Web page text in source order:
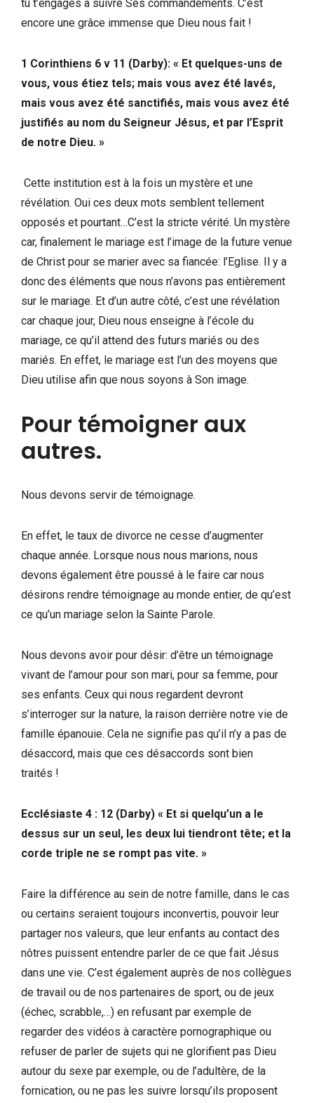
tu t’engages à suivre Ses commandements. C’est
encore une grâce immense que Dieu nous fait !
1 Corinthiens 6 v 11 (Darby): « Et quelques-uns de
vous, vous étiez tels; mais vous avez été lavés,
mais vous avez été sanctifiés, mais vous avez été
justifiés au nom du Seigneur Jésus, et par l’Esprit
de notre Dieu. »
Cette institution est à la fois un mystère et une
révélation. Oui ces deux mots semblent tellement
opposés et pourtant…C’est la stricte vérité. Un mystère
car, finalement le mariage est l’image de la future venue
de Christ pour se marier avec sa fiancée: l’Eglise. Il y a
donc des éléments que nous n’avons pas entièrement
sur le mariage. Et d’un autre côté, c’est une révélation
car chaque jour, Dieu nous enseigne à l’école du
mariage, ce qu’il attend des futurs mariés ou des
mariés. En effet, le mariage est l’un des moyens que
Dieu utilise afin que nous soyons à Son image.
Pour témoigner aux
autres.
Nous devons servir de témoignage.
En effet, le taux de divorce ne cesse d’augmenter
chaque année. Lorsque nous nous marions, nous
devons également être poussé à le faire car nous
désirons rendre témoignage au monde entier, de qu’est
ce qu’un mariage selon la Sainte Parole.
Nous devons avoir pour désir: d’être un témoignage
vivant de l’amour pour son mari, pour sa femme, pour
ses enfants. Ceux qui nous regardent devront
s’interroger sur la nature, la raison derrière notre vie de
famille épanouie. Cela ne signifie pas qu’il n’y a pas de
désaccord, mais que ces désaccords sont bien
traités !
Ecclésiaste 4 : 12 (Darby) « Et si quelqu’un a le
dessus sur un seul, les deux lui tiendront tête; et la
corde triple ne se rompt pas vite. »
Faire la différence au sein de notre famille, dans le cas
ou certains seraient toujours inconvertis, pouvoir leur
partager nos valeurs, que leur enfants au contact des
nôtres puissent entendre parler de ce que fait Jésus
dans une vie. C’est également auprès de nos collègues
de travail ou de nos partenaires de sport, ou de jeux
(échec, scrabble,…) en refusant par exemple de
regarder des vidéos à caractère pornographique ou
refuser de parler de sujets qui ne glorifient pas Dieu
autour du sexe par exemple, ou de l’adultère, de la
fornication, ou ne pas les suivre lorsqu’ils proposent